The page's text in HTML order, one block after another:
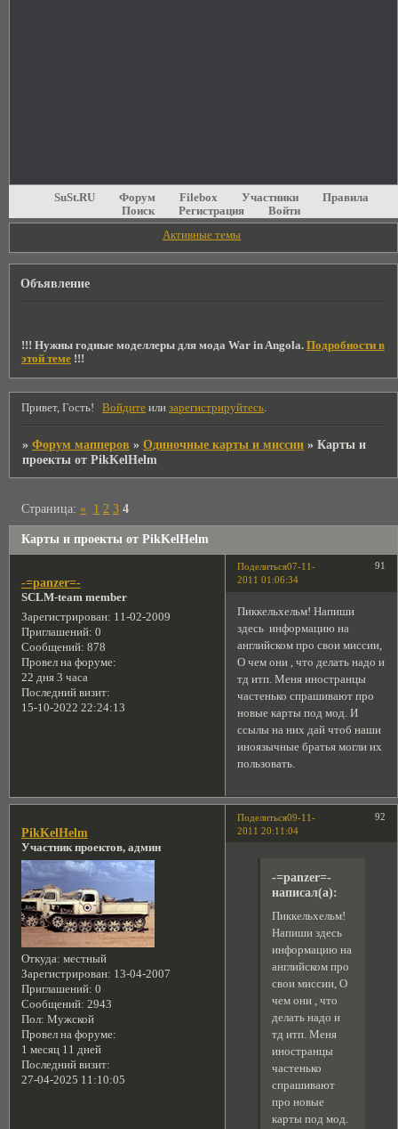
SuSt.RU Форум Filebox Участники
Правила
Поиск
Регистрация
Войти
Активные темы
Объявление
!!! Нужны годные моделлеры для мода War in Angola. Подробности в
этой теме!!!
Привет, Гость! Войдите илизарегистрируйтесь.
»Форум мапперов »Одиночные карты и миссии »Карты и
проекты от PikKelHelm
Карты и проекты от PikKelHelm
Страница: « 1 2 3 4
Поделиться 91
07-11-
2011 01:06:34
-=panzer=-
SCLM-team member
Зарегистрирован: 11-02-2009
Приглашений: 0
Сообщений: 878
Провел на форуме:
22 дня 3 часа
Последний визит:
15-10-2022 22:24:13
Пиккельхельм! Напиши
здесь информацию на
английском про свои миссии,
О чем они , что делать надо и
тд итп. Меня иностранцы
частенько спрашивают про
новые карты под мод. И
ссылы на них дай чтоб наши
иноязычные братья могли их
пользовать.
Поделиться 92
09-11-
2011 20:11:04
PikKelHelm
Участник проектов, админ
Откуда: местный
Зарегистрирован: 13-04-2007
Приглашений: 0
Сообщений: 2943
Пол: Мужской
Провел на форуме:
1 месяц 11 дней
Последний визит:
27-04-2025 11:10:05
-=panzer=-
написал(а):
Пиккельхельм!
Напиши здесь
информацию на
английском про
свои миссии, О
чем они , что
делать надо и
тд итп. Меня
иностранцы
частенько
спрашивают
про новые
карты под мод.